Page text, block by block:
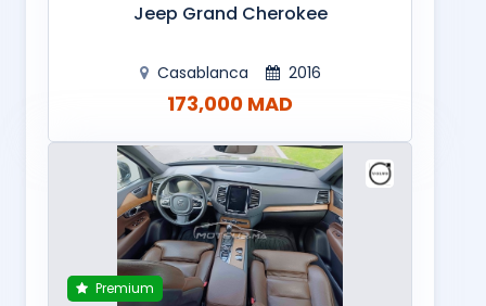
Jeep Grand Cherokee
Casablanca 2016
173,000 MAD
Premium